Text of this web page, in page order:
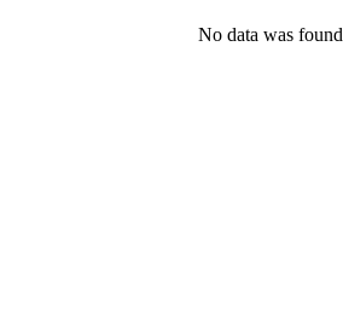
No data was found